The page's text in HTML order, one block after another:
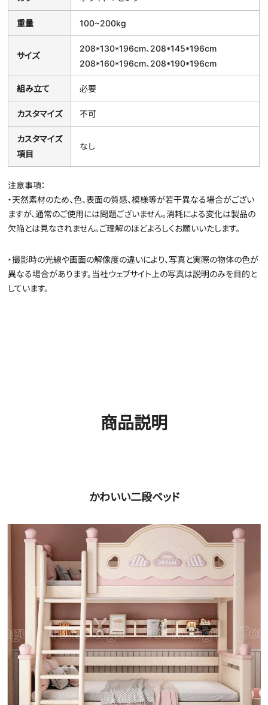
重量 100~200kg
サイズ
208*130*196cm、208*145*196cm
208*160*196cm、208*190*196cm
組み立て 必要
カスタマイズ 不可
カスタマイズ
項目
なし
注意事項：
・天然素材のため、色、表面の質感、模様等が若干異なる場合がござい
ますが、通常のご使用には問題ございません。消耗による変化は製品の
欠陥とは見なされません。ご理解のほどよろしくお願いいたします。
・撮影時の光線や画面の解像度の違いにより、写真と実際の物体の色が
異なる場合があります。当社ウェブサイト上の写真は説明のみを目的と
しています。
商品説明
かわいい二段ベッド